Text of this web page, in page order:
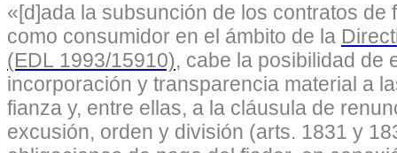
«[d]ada la subsunción de los contratos de
como consumidor en el ámbito de la
(EDL 1993/15910), cabe la posibilidad de
incorporación y transparencia material a
fianza y, entre ellas, a la cláusula de
excusión, orden y división (arts. 1831 y